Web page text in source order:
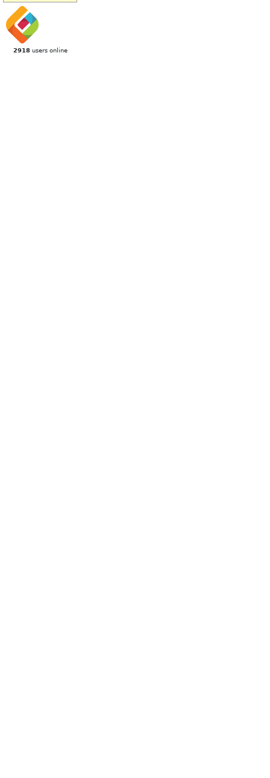
2918users online